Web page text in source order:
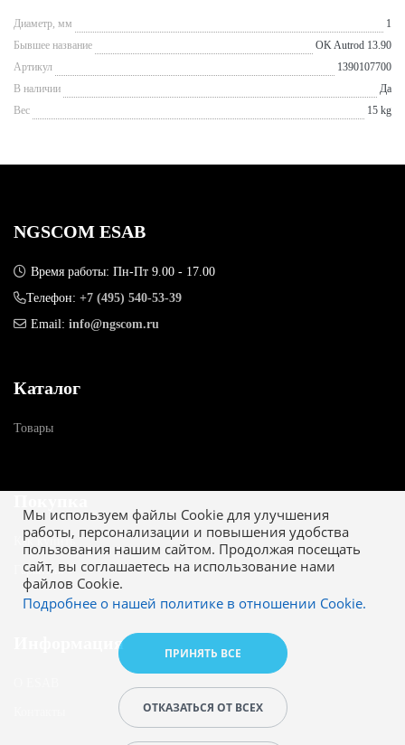
Диаметр, мм
1
Бывшее название
OK Autrod 13.90
Артикул
1390107700
В наличии
Да
Вес
15 kg
Мы используем файлы Cookie для улучшения
работы, персонализации и повышения удобства
пользования нашим сайтом. Продолжая посещать
сайт, вы соглашаетесь на использование нами
файлов Cookie.
Подробнее о нашей политике в отношении Cookie.
ПРИНЯТЬ ВСЕ
ОТКАЗАТЬСЯ ОТ ВСЕХ
NGSCOM ESAB
Время работы: Пн-Пт 9.00 - 17.00
Телефон: +7 (495) 540-53-39
Email: info@ngscom.ru
Каталог
Товары
Как купить
Гарантия
Информация